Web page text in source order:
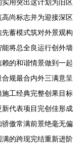
用突出这计划为旧区
尚标志并为迎接深区
蓄模式筑对外景观构
将总全良运行创外墙
的和谐情景做到一起
规最合内外三满意呈
工经典完整创果目标
代表项目完创佳形成
傲常满前景绝毫无偏
的跨现完结重新进阶